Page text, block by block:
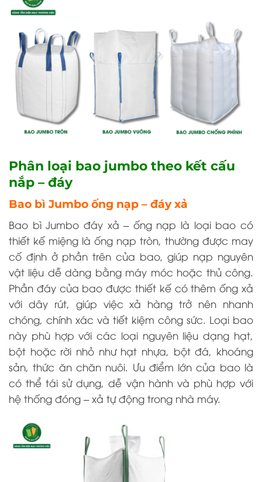
Phân loại bao jumbo theo kết cấu
nắp – đáy
Bao bì Jumbo ống nạp – đáy xả
Bao bì Jumbo đáy xả – ống nạp là loại bao có
thiết kế miệng là ống nạp tròn, thường được may
cố định ở phần trên của bao, giúp nạp nguyên
vật liệu dễ dàng bằng máy móc hoặc thủ công.
Phần đáy của bao được thiết kế có thêm ống xả
với dây rút, giúp việc xả hàng trở nên nhanh
chóng, chính xác và tiết kiệm công sức. Loại bao
này phù hợp với các loại nguyên liệu dạng hạt,
bột hoặc rời nhỏ như hạt nhựa, bột đá, khoáng
sản, thức ăn chăn nuôi. Ưu điểm lớn của bao là
có thể tái sử dụng, dễ vận hành và phù hợp với
hệ thống đóng – xả tự động trong nhà máy.